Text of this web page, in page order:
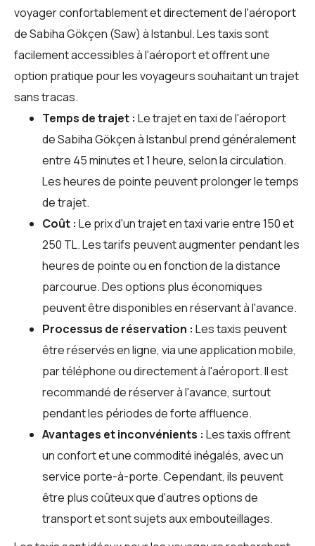
voyager confortablement et directement de l'aéroport
de Sabiha Gökçen (Saw) à Istanbul. Les taxis sont
facilement accessibles à l'aéroport et offrent une
option pratique pour les voyageurs souhaitant un trajet
sans tracas.
Temps de trajet : Le trajet en taxi de l'aéroport
de Sabiha Gökçen à Istanbul prend généralement
entre 45 minutes et 1 heure, selon la circulation.
Les heures de pointe peuvent prolonger le temps
de trajet.
Coût : Le prix d'un trajet en taxi varie entre 150 et
250 TL. Les tarifs peuvent augmenter pendant les
heures de pointe ou en fonction de la distance
parcourue. Des options plus économiques
peuvent être disponibles en réservant à l'avance.
Processus de réservation : Les taxis peuvent
être réservés en ligne, via une application mobile,
par téléphone ou directement à l'aéroport. Il est
recommandé de réserver à l'avance, surtout
pendant les périodes de forte affluence.
Avantages et inconvénients : Les taxis offrent
un confort et une commodité inégalés, avec un
service porte-à-porte. Cependant, ils peuvent
être plus coûteux que d'autres options de
transport et sont sujets aux embouteillages.